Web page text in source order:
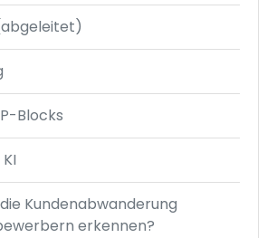
Blocks
Kundenabwanderung
erkennen?